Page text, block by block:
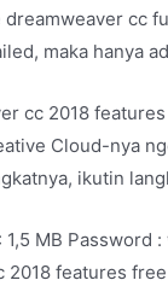
cc
maka hanya
cc 2018
Cloud-nya
ikutin
MB Password
features